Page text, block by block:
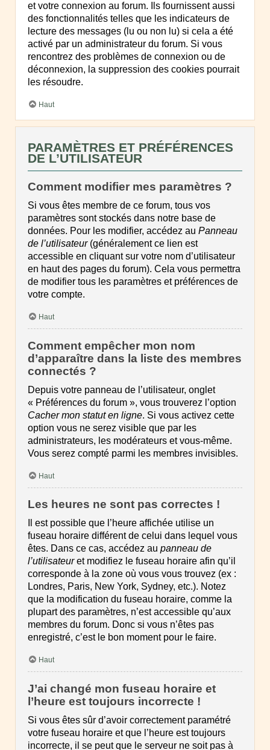
et votre connexion au forum. Ils fournissent aussi
des fonctionnalités telles que les indicateurs de
lecture des messages (lu ou non lu) si cela a été
activé par un administrateur du forum. Si vous
rencontrez des problèmes de connexion ou de
déconnexion, la suppression des cookies pourrait
les résoudre.
Haut
PARAMÈTRES ET PRÉFÉRENCES
DE L’UTILISATEUR
Comment modifier mes paramètres ?
Si vous êtes membre de ce forum, tous vos
paramètres sont stockés dans notre base de
données. Pour les modifier, accédez au Panneau
de l’utilisateur(généralement ce lien est
accessible en cliquant sur votre nom d’utilisateur
en haut des pages du forum). Cela vous permettra
de modifier tous les paramètres et préférences de
votre compte.
Haut
Comment empêcher mon nom
d’apparaître dans la liste des membres
connectés ?
Depuis votre panneau de l’utilisateur, onglet
« Préférences du forum », vous trouverez l’option
Cacher mon statut en ligne. Si vous activez cette
option vous ne serez visible que par les
administrateurs, les modérateurs et vous-même.
Vous serez compté parmi les membres invisibles.
Haut
Les heures ne sont pas correctes !
Il est possible que l’heure affichée utilise un
fuseau horaire différent de celui dans lequel vous
êtes. Dans ce cas, accédez au panneau de
l’utilisateuret modifiez le fuseau horaire afin qu’il
corresponde à la zone où vous vous trouvez (ex :
Londres, Paris, New York, Sydney, etc.). Notez
que la modification du fuseau horaire, comme la
plupart des paramètres, n’est accessible qu’aux
membres du forum. Donc si vous n’êtes pas
enregistré, c’est le bon moment pour le faire.
Haut
J’ai changé mon fuseau horaire et
l’heure est toujours incorrecte !
Si vous êtes sûr d’avoir correctement paramétré
votre fuseau horaire et que l’heure est toujours
incorrecte, il se peut que le serveur ne soit pas à